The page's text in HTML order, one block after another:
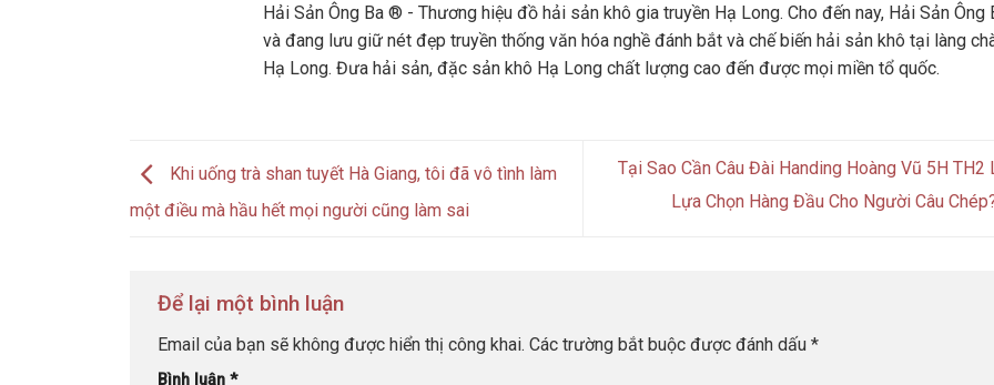
Hải Sản Ông Ba ® - Thương hiệu đồ hải sản khô gia truyền Hạ Long. Cho đến nay, Hải Sản Ông
và đang lưu giữ nét đẹp truyền thống văn hóa nghề đánh bắt và chế biến hải sản khô tại làng
Hạ Long. Đưa hải sản, đặc sản khô Hạ Long chất lượng cao đến được mọi miền tổ quốc.
Khi uống trà shan tuyết Hà Giang, tôi đã vô tình làm
một điều mà hầu hết mọi người cũng làm sai
Tại Sao Cần Câu Đài Handing Hoàng Vũ 5H TH2
Lựa Chọn Hàng Đầu Cho Người Câu
Để lại một bình luận
Email của bạn sẽ không được hiển thị công khai. Các trường bắt buộc được đánh dấu *
Bình luận *